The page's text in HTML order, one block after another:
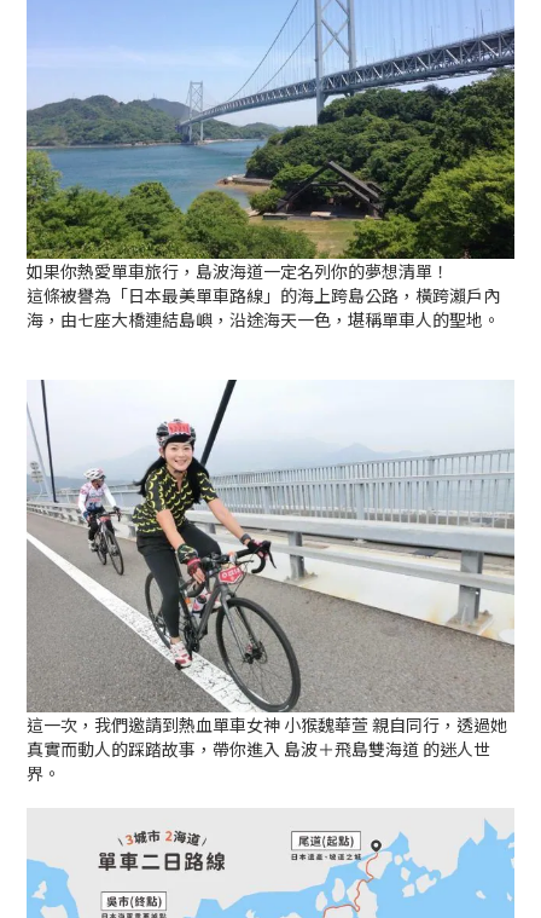
如果你熱愛單車旅行，島波海道一定名列你的夢想清單！
這條被譽為「日本最美單車路線」的海上跨島公路，橫跨瀨戶內
海，由七座大橋連結島嶼，沿途海天一色，堪稱單車人的聖地。
這一次，我們邀請到熱血單車女神 小猴魏華萱 親自同行，透過她
真實而動人的踩踏故事，帶你進入 島波＋飛島雙海道 的迷人世
界。